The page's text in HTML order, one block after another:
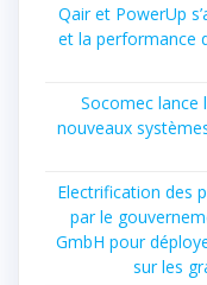
Qair et PowerUp
et la performance
Socomec lance
nouveaux
Electrification des
par le
GmbH pour
sur les